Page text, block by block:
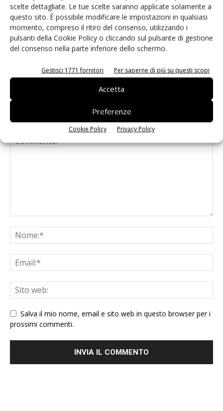
scelte dettagliate. Le tue scelte saranno applicate solamente a
questo sito. È possibile modificare le impostazioni in qualsiasi
momento, compreso il ritiro del consenso, utilizzando i
pulsanti della Cookie Policy o cliccando sul pulsante di gestione
del consenso nella parte inferiore dello schermo.
Gestisci 1771 fornitori Per saperne di più su questi scopi
Accetta
Preferenze
Cookie Policy Privacy Policy
Microchip: gratuiti i compilatori
MPLAB XC Pro e la suite Machine
LASCIA UN COMMENTO
Salva il mio nome, email e sito web in questo browser per i
prossimi commenti.